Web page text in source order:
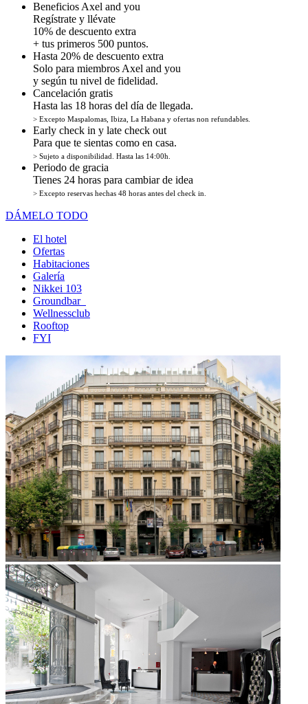
Beneficios Axel and you
Regístrate y llévate
10% de descuento extra
+ tus primeros 500 puntos.
Hasta 20% de descuento extra
Solo para miembros Axel and you
y según tu nivel de fidelidad.
Cancelación gratis
Hasta las 18 horas del día de llegada.
> Excepto Maspalomas, Ibiza, La Habana y ofertas non refundables.
Early check in y late check out
Para que te sientas como en casa.
> Sujeto a disponibilidad. Hasta las 14:00h.
Periodo de gracia
Tienes 24 horas para cambiar de idea
> Excepto reservas hechas 48 horas antes del check in.
DÁMELO TODO
El hotel
Ofertas
Habitaciones
Galería
Nikkei 103
Groundbar
Wellnessclub
Rooftop
FYI